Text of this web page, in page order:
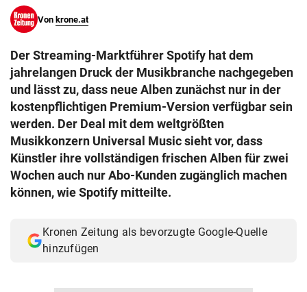
search
eingeben
© Krone Multimedia GmbH & Co KG 2026
Muthgasse 2, 1190 Wien
Von krone.at
Der Streaming-Marktführer Spotify hat dem
jahrelangen Druck der Musikbranche nachgegeben
und lässt zu, dass neue Alben zunächst nur in der
kostenpflichtigen Premium-Version verfügbar sein
werden. Der Deal mit dem weltgrößten
Musikkonzern Universal Music sieht vor, dass
Künstler ihre vollständigen frischen Alben für zwei
Wochen auch nur Abo-Kunden zugänglich machen
können, wie Spotify mitteilte.
Kronen Zeitung als bevorzugte Google-Quelle
hinzufügen